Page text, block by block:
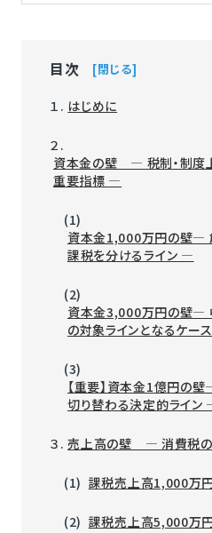
目次 閉じる
１. はじめに
２.
資本金の壁 ― 税制・制度上
重要指標 ―
(1)
資本金1,000万円の壁―
課税を分けるライン ―
(2)
資本金3,000万円の壁―
の対象ラインとなるケー
(3)
【重要】資本金1億円の
切り替わる決定的ライン
３. 売上高の壁 ― 消費税の
(1) 課税売上高1,000万円
(2) 課税売上高5,000万円